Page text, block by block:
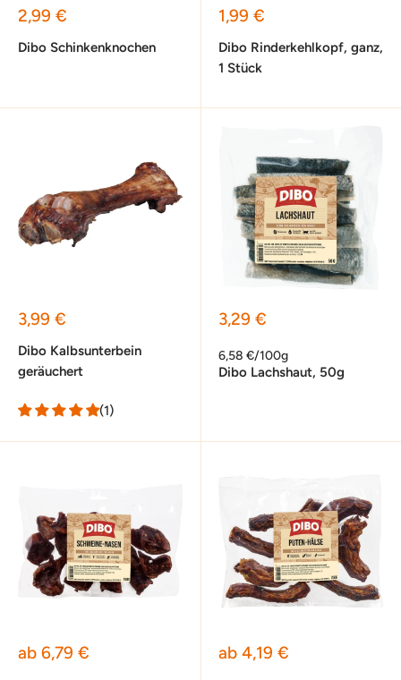
Sonderpreis
2,99 €
Dibo Schinkenknochen
Sonderpreis
1,99 €
Dibo Rinderkehlkopf, ganz,
1 Stück
Sonderpreis
3,99 €
Dibo Kalbsunterbein
geräuchert
(1)
Sonderpreis
3,29 €
6,58 €/100g
Dibo Lachshaut, 50g
Sonderpreis
ab 6,79 € Sonderpreis
ab 4,19 €